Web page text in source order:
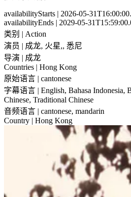
availabilityStarts | 2026-05-
availabilityEnds | 2029-05-
类别 | Action
演员 | 成龙, 火星,, 悉尼
导演 | 成龙
Countries | Hong Kong
原始语言 | cantonese
字幕语言 | English, Bahasa Indonesia,
Chinese, Traditional Chinese
音频语言 | cantonese, mandarin
Country | Hong Kong